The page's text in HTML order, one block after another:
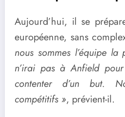
Aujourd’hui, il se
européenne, sans
nous sommes l’équipe
n’irai pas à Anfield
contenter d’un but.
compétitifs », prévient-il.